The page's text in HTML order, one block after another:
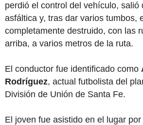
perdió el control del vehículo, salió
asfáltica y, tras dar varios tumbos,
completamente destruido, con las
arriba, a varios metros de la ruta.
El conductor fue identificado como
Rodríguez, actual futbolista del
División de Unión de Santa Fe.
El joven fue asistido en el lugar